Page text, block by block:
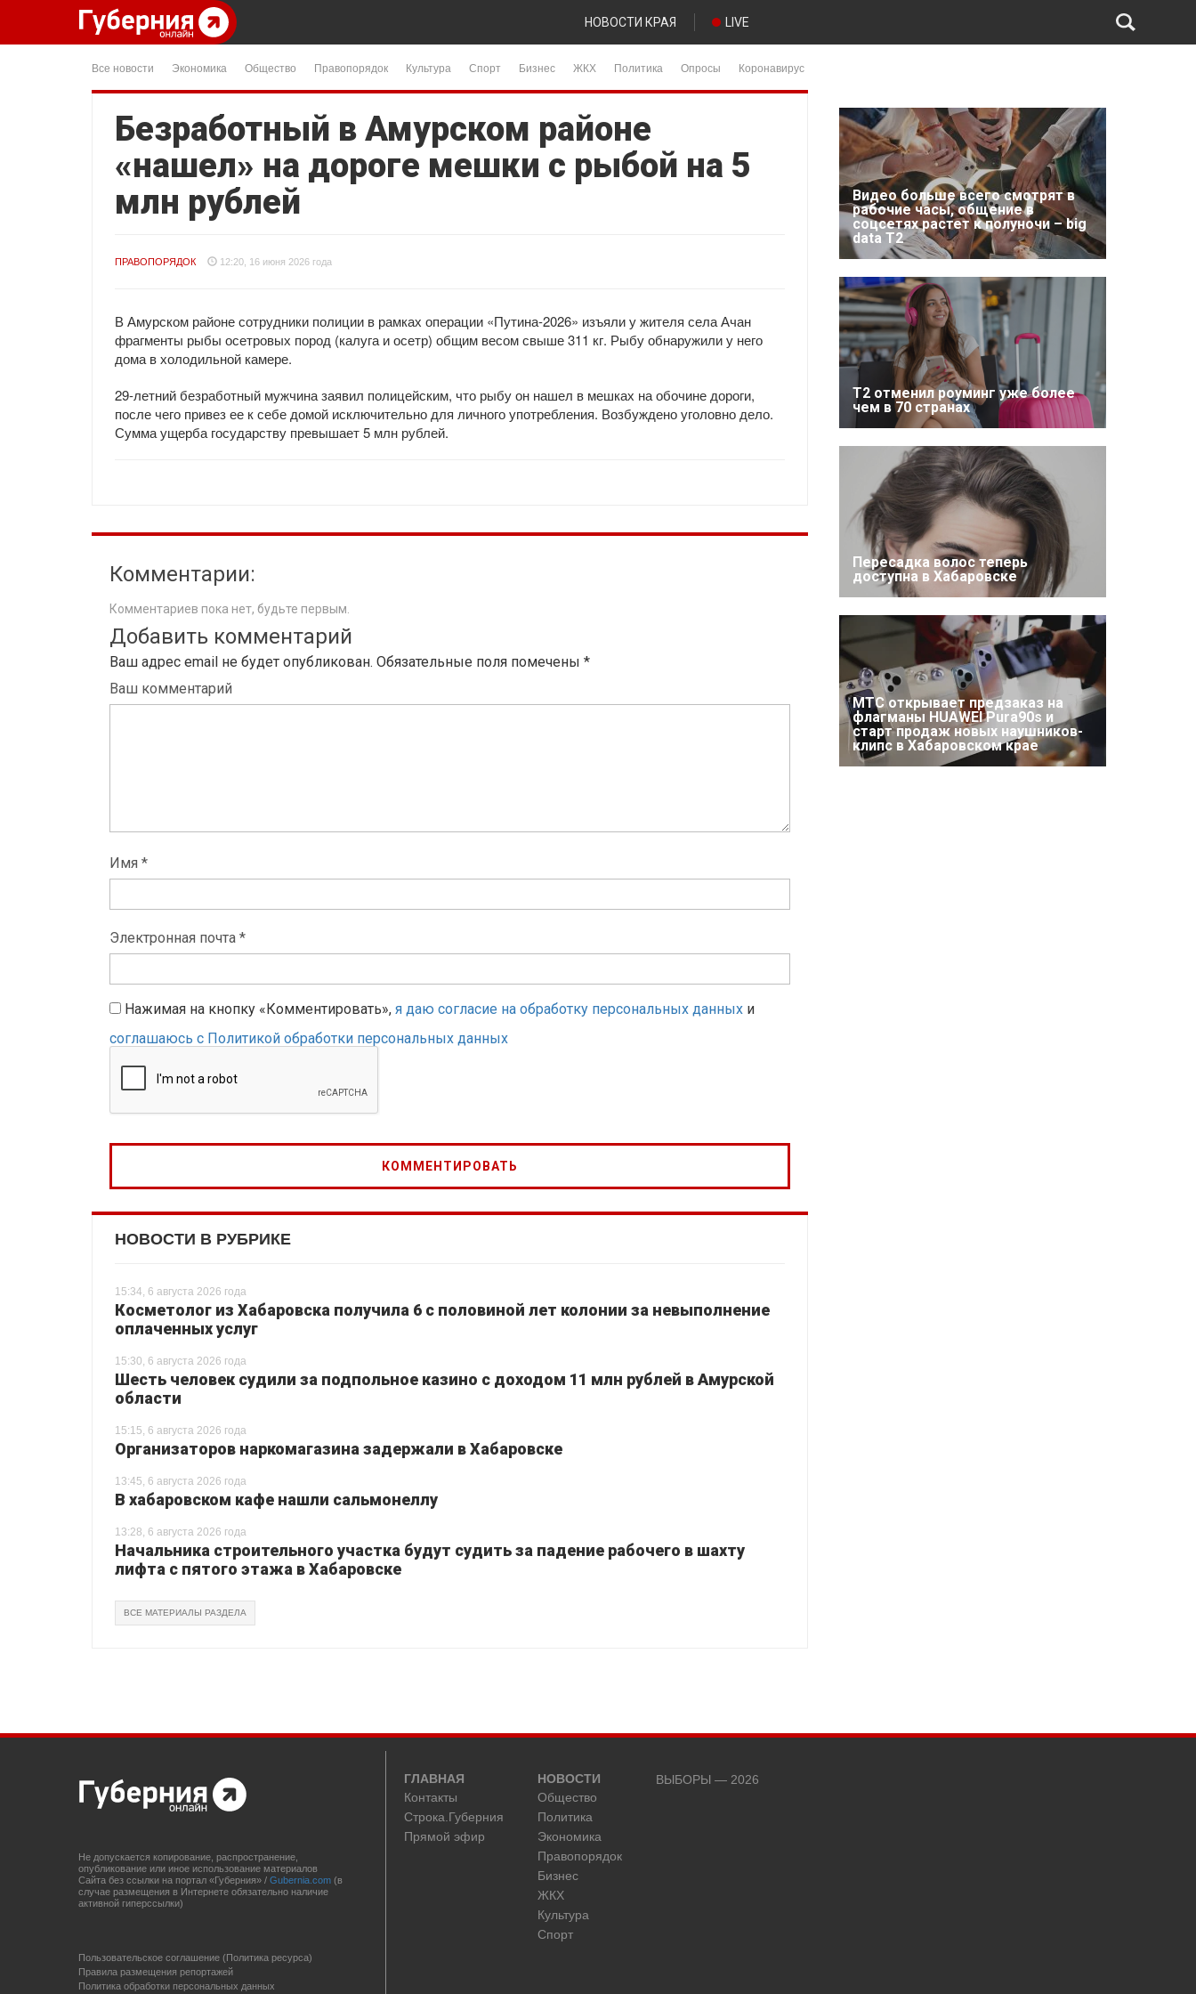
НОВОСТИ КРАЯ LIVE
Все новости Экономика Общество Правопорядок Культура Спорт Бизнес ЖКХ Политика Опросы Коронавирус
Безработный в Амурском районе
«нашел» на дороге мешки с рыбой на 5
млн рублей
ПРАВОПОРЯДОК 12:20, 16 июня 2026 года
В Амурском районе сотрудники полиции в рамках операции «Путина-2026» изъяли у жителя села Ачан
фрагменты рыбы осетровых пород (калуга и осетр) общим весом свыше 311 кг. Рыбу обнаружили у него
дома в холодильной камере.
29-летний безработный мужчина заявил полицейским, что рыбу он нашел в мешках на обочине дороги,
после чего привез ее к себе домой исключительно для личного употребления. Возбуждено уголовно дело.
Сумма ущерба государству превышает 5 млн рублей.
Комментарии:
Комментариев пока нет, будьте первым.
Добавить комментарий
Ваш адрес email не будет опубликован. Обязательные поля помечены *
Ваш комментарий
Имя *
Электронная почта *
Нажимая на кнопку «Комментировать», я даю согласие на обработку персональных данных и
соглашаюсь с Политикой обработки персональных данных
НОВОСТИ В РУБРИКЕ
15:34, 6 августа 2026 года
Косметолог из Хабаровска получила 6 с половиной лет колонии за невыполнение
оплаченных услуг
15:30, 6 августа 2026 года
Шесть человек судили за подпольное казино с доходом 11 млн рублей в Амурской
области
15:15, 6 августа 2026 года
Организаторов наркомагазина задержали в Хабаровске
13:45, 6 августа 2026 года
В хабаровском кафе нашли сальмонеллу
13:28, 6 августа 2026 года
Начальника строительного участка будут судить за падение рабочего в шахту
лифта с пятого этажа в Хабаровске
ВСЕ МАТЕРИАЛЫ РАЗДЕЛА
Видео больше всего смотрят в
рабочие часы, общение в
соцсетях растет к полуночи – big
data T2
Т2 отменил роуминг уже более
чем в 70 странах
Пересадка волос теперь
доступна в Хабаровске
МТС открывает предзаказ на
флагманы HUAWEI Pura90s и
старт продаж новых наушников-
клипс в Хабаровском крае
Не допускается копирование, распространение,
опубликование или иное использование материалов
Сайта без ссылки на портал «Губерния» / Gubernia.com (в
случае размещения в Интернете обязательно наличие
активной гиперссылки)
Пользовательское соглашение (Политика ресурса)
Правила размещения репортажей
Политика обработки персональных данных
ГЛАВНАЯ
Контакты
Строка.Губерния
Прямой эфир
НОВОСТИ
Общество
Политика
Экономика
Правопорядок
Бизнес
ЖКХ
Культура
Спорт
ВЫБОРЫ — 2026